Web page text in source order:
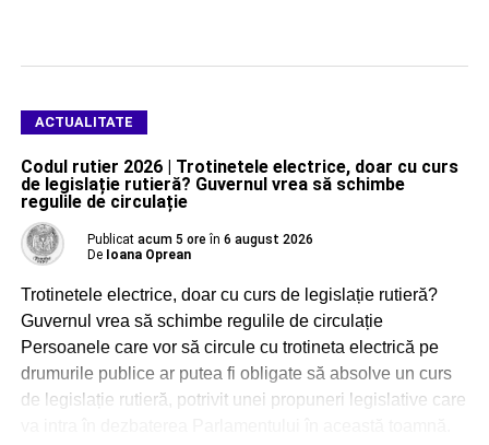
ACTUALITATE
Codul rutier 2026 | Trotinetele electrice, doar cu curs
de legislație rutieră? Guvernul vrea să schimbe
regulile de circulație
Publicat acum 5 ore în 6 august 2026
De Ioana Oprean
Trotinetele electrice, doar cu curs de legislație rutieră?
Guvernul vrea să schimbe regulile de circulație
Persoanele care vor să circule cu trotineta electrică pe
drumurile publice ar putea fi obligate să absolve un curs
de legislație rutieră, potrivit unei propuneri legislative care